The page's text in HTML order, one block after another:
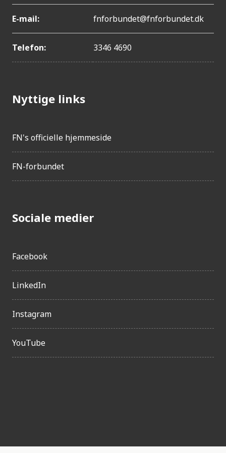
E-mail: fnforbundet@fnforbundet.dk
Telefon: 3346 4690
Nyttige links
FN's officielle hjemmeside
FN-forbundet
Sociale medier
Facebook
LinkedIn
Instagram
YouTube